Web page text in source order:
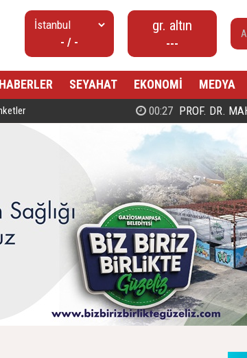
- / -
gr. altın
---
SEYAHAT EKONOMİ MEDYA
00:27 PROF. DR. MAHMUD ESAD